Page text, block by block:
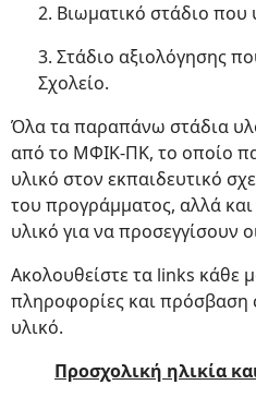
2. Βιωματικό στάδιο που
3. Στάδιο αξιολόγησης
Σχολείο.
Όλα τα παραπάνω στάδια
από το ΜΦΙΚ-ΠΚ, το οποίο
υλικό στον εκπαιδευτικό
του προγράμματος, αλλά και
υλικό για να προσεγγίσουν
Ακολουθείστε τα links κάθε
πληροφορίες και πρόσβαση
υλικό.
Προσχολική ηλικία